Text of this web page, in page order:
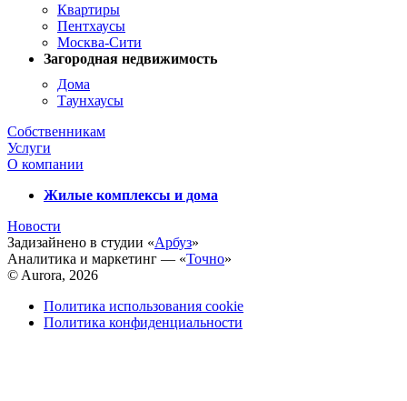
Квартиры
Пентхаусы
Москва-Сити
Загородная недвижимость
Дома
Таунхаусы
Собственникам
Услуги
О компании
Жилые комплексы и дома
Новости
Задизайнено в студии «Арбуз»
Аналитика и маркетинг — «Точно»
© Aurora, 2026
Политика использования cookie
Политика конфиденциальности